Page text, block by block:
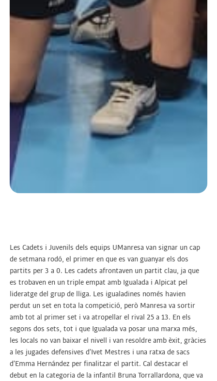
Les Cadets i Juvenils dels equips UManresa van signar un cap
de setmana rodó, el primer en que es van guanyar els dos
partits per 3 a 0. Les cadets afrontaven un partit clau, ja que
es trobaven en un triple empat amb Igualada i Alpicat pel
lideratge del grup de lliga. Les igualadines només havien
perdut un set en tota la competició, però Manresa va sortir
amb tot al primer set i va atropellar el rival 25 a 13. En els
segons dos sets, tot i que Igualada va posar una marxa més,
les locals no van baixar el nivell i van resoldre amb èxit, gràcies
a les jugades defensives d’Ivet Mestres i una ratxa de sacs
d’Emma Hernández per finalitzar el partit. Cal destacar el
debut en la categoria de la infantil Bruna Torrallardona, que va